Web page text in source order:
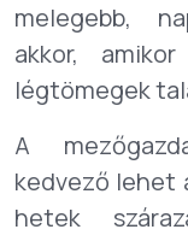
melegebb,
akkor,
légtömegek
A
kedvező lehet
hetek